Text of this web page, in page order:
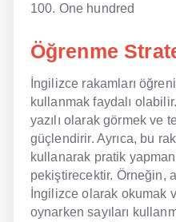
100. One hundred
Öğrenme
İngilizce rakamları
kullanmak faydalı
yazılı olarak görmek ve
güçlendirir. Ayrıca, bu
kullanarak pratik
pekiştirecektir. Örneğin,
İngilizce olarak okumak
oynarken sayıları